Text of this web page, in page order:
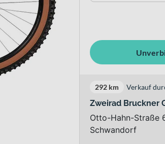
292 km Verkauf
Zweirad Bruckner
Otto-Hahn-Straße
Schwandorf